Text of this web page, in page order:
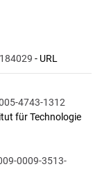
- URL
4743-1312
für Technologie
0009-3513-